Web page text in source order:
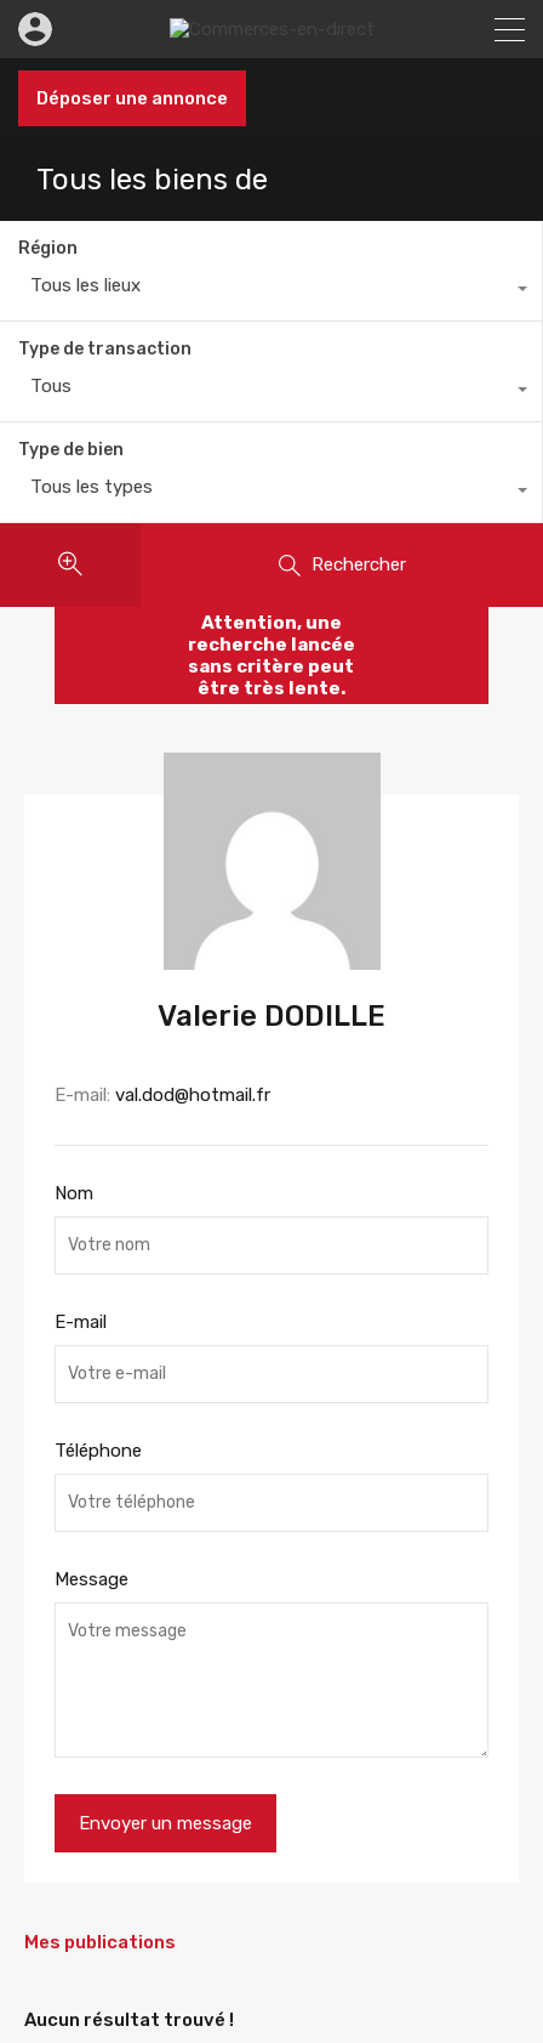
Déposer une annonce
Tous les biens de
Région
Tous les lieux
Type de transaction
Tous
Type de bien
Tous les types
Rechercher
Attention, une
recherche lancée
sans critère peut
être très lente.
Valerie DODILLE
E-mail: val.dod@hotmail.fr
Nom
E-mail
Téléphone
Message
Mes publications
Aucun résultat trouvé !